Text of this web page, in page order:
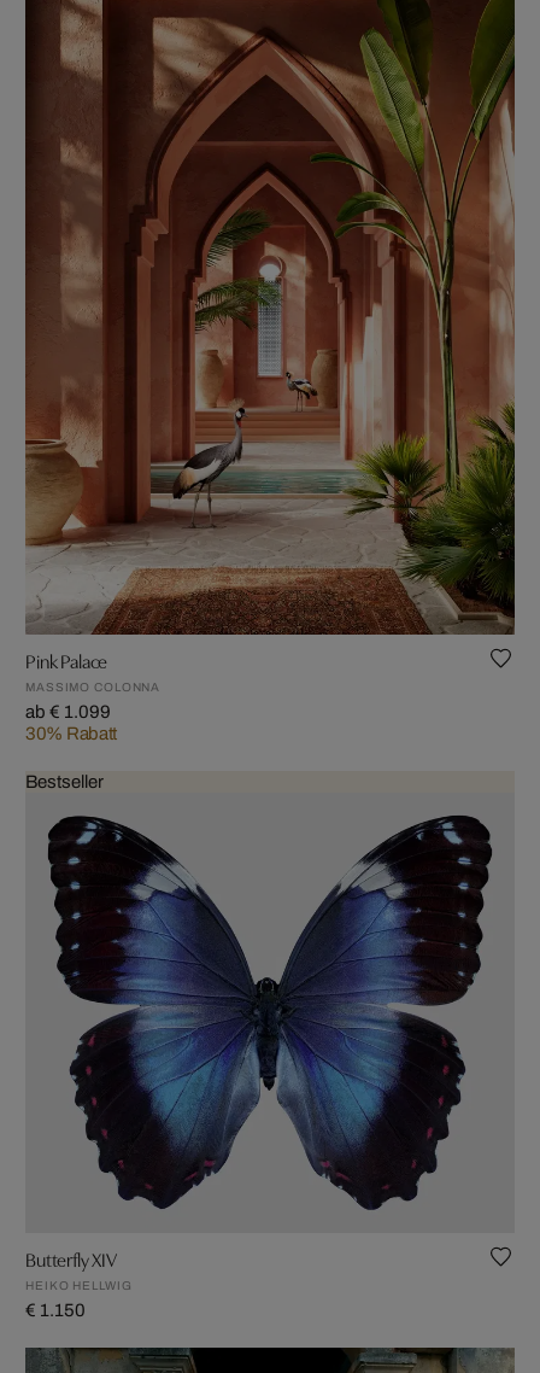
Pink Palace
MASSIMO COLONNA
ab € 1.099
30% Rabatt
Bestseller
Butterfly XIV
HEIKO HELLWIG
€ 1.150